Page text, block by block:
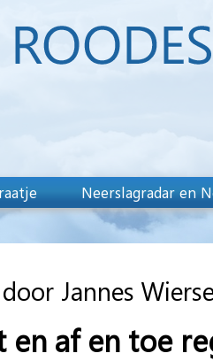
Neerslagradar en
Jannes
en af en toe